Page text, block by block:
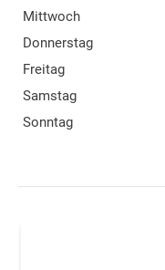
Mittwoch
Donnerstag
Freitag
Samstag
Sonntag